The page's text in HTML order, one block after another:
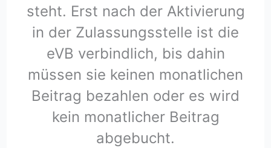
steht. Erst nach der Aktivierung
in der Zulassungsstelle ist die
eVB verbindlich, bis dahin
müssen sie keinen monatlichen
Beitrag bezahlen oder es wird
kein monatlicher Beitrag
abgebucht.